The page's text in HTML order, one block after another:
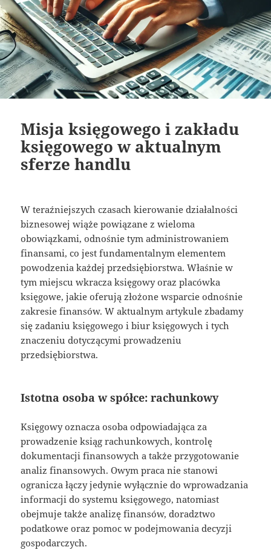
Misja księgowego i zakładu
księgowego w aktualnym
sferze handlu
W teraźniejszych czasach kierowanie działalności
biznesowej wiąże powiązane z wieloma
obowiązkami, odnośnie tym administrowaniem
finansami, co jest fundamentalnym elementem
powodzenia każdej przedsiębiorstwa. Właśnie w
tym miejscu wkracza księgowy oraz placówka
księgowe, jakie oferują złożone wsparcie odnośnie
zakresie finansów. W aktualnym artykule zbadamy
się zadaniu księgowego i biur księgowych i tych
znaczeniu dotyczącymi prowadzeniu
przedsiębiorstwa.
Istotna osoba w spółce: rachunkowy
Księgowy oznacza osoba odpowiadająca za
prowadzenie ksiąg rachunkowych, kontrolę
dokumentacji finansowych a także przygotowanie
analiz finansowych. Owym praca nie stanowi
ogranicza łączy jedynie wyłącznie do wprowadzania
informacji do systemu księgowego, natomiast
obejmuje także analizę finansów, doradztwo
podatkowe oraz pomoc w podejmowania decyzji
gospodarczych.